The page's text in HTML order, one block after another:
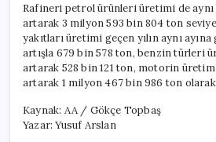
Rafineri petrol ürünleri üretimi de aynı
artarak 3 milyon 593 bin 804 ton
yakıtları üretimi geçen yılın aynı
artışla 679 bin 578 ton, benzin türleri
artarak 528 bin 121 ton, motorin
artarak 1 milyon 467 bin 986 ton
Kaynak: AA / Gökçe Topbaş
Yazar: Yusuf Arslan